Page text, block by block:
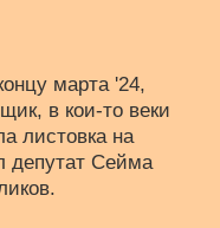
марта '24,
в кои-то веки
листовка на
депутат Сейма